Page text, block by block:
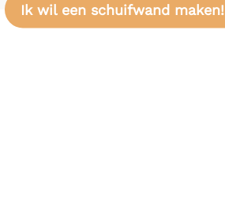
Ik wil een schuifwand maken!